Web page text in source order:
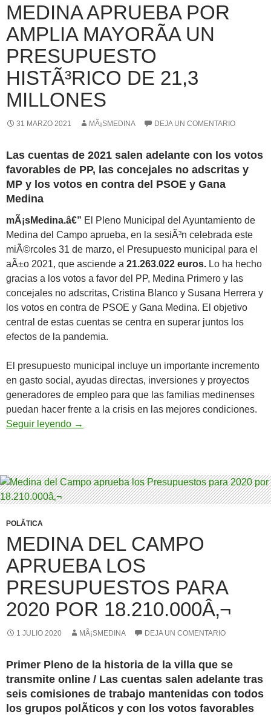
MEDINA APRUEBA POR
AMPLIA MAYORÃ­A UN
PRESUPUESTO
HISTÃ³RICO DE 21,3
MILLONES
31 MARZO 2021 MÃ¡SMEDINA DEJA UN COMENTARIO
Las cuentas de 2021 salen adelante con los votos
favorables de PP, las concejales no adscritas y
MP y los votos en contra del PSOE y Gana
Medina
mÃ¡sMedina.â€” El Pleno Municipal del Ayuntamiento de
Medina del Campo aprueba, en la sesiÃ³n celebrada este
miÃ©rcoles 31 de marzo, el Presupuesto municipal para el
aÃ±o 2021, que asciende a 21.263.022 euros. Lo ha hecho
gracias a los votos a favor del PP, Medina Primero y las
concejales no adscritas, Cristina Blanco y Susana Herrera y
los votos en contra de PSOE y Gana Medina. El objetivo
central de estas cuentas se centra en superar juntos los
efectos de la pandemia.
El presupuesto municipal incluye un importante incremento
en gasto social, ayudas directas, inversiones y proyectos
generadores de empleo para que las familias medinenses
puedan hacer frente a la crisis en las mejores condiciones.
Seguir leyendo Medina aprueba por amplia mayorÃ­a un
→
POLÃ­TICA
MEDINA DEL CAMPO
APRUEBA LOS
PRESUPUESTOS PARA
2020 POR 18.210.000Â‚¬
1 JULIO 2020 MÃ¡SMEDINA DEJA UN COMENTARIO
Primer Pleno de la historia de la villa que se
transmite online / Las cuentas salen adelante tras
seis comisiones de trabajo mantenidas con todos
los grupos polÃ­ticos y con los votos favorables